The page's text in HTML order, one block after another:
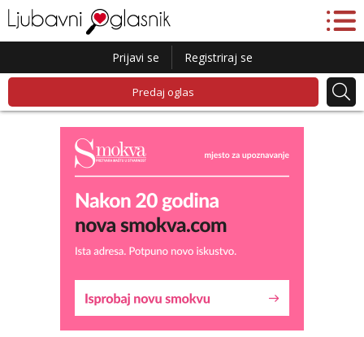
Prijavi se Registriraj se
Predaj oglas